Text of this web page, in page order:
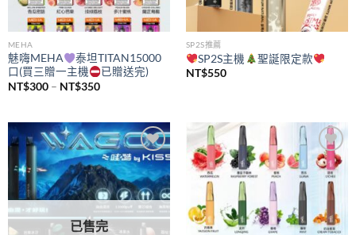
MEHA
魅嗨MEHA
泰坦TITAN15000
口(買三贈一主機
已贈送完)
NT$300 – NT$350價
NT$300
到
NT$350
SP2S推薦
SP2S主機
聖誕限定款
NT$550
Add to
wishlist
已售完
Add to
wishlist